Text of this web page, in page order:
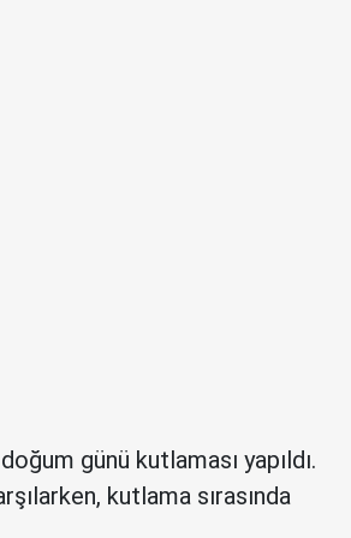
günü kutlaması yapıldı.
kutlama sırasında